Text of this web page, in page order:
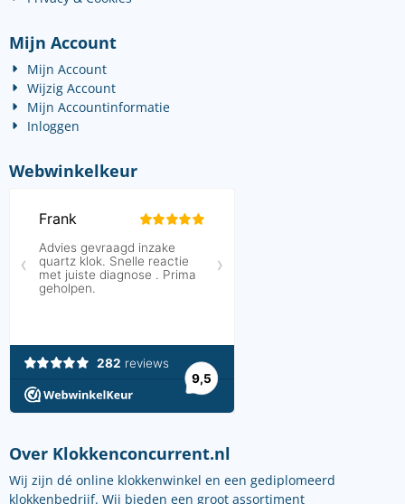
Mijn Account
Mijn Account
Wijzig Account
Mijn Accountinformatie
Inloggen
Webwinkelkeur
Over Klokkenconcurrent.nl
Wij zijn dé online klokkenwinkel en een gediplomeerd
klokkenbedrijf. Wij bieden een groot assortiment